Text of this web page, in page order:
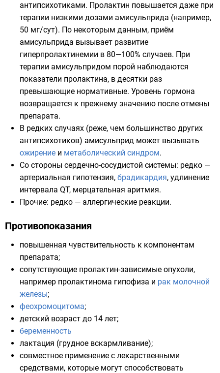
антипсихотиками. Пролактин повышается даже при
терапии низкими дозами амисульприда (например,
50 мг/сут). По некоторым данным, приём
амисульприда вызывает развитие
гиперпролактинемии в 80—100% случаев. При
терапии амисульпридом порой наблюдаются
показатели пролактина, в десятки раз
превышающие нормативные. Уровень гормона
возвращается к прежнему значению после отмены
препарата.
В редких случаях (реже, чем большинство других
антипсихотиков) амисульприд может вызывать
ожирение и метаболический синдром.
Со стороны сердечно-сосудистой системы: редко —
артериальная гипотензия, брадикардия, удлинение
интервала QT, мерцательная аритмия.
Прочие: редко — аллергические реакции.
Противопоказания
повышенная чувствительность к компонентам
препарата;
сопутствующие пролактин-зависимые опухоли,
например пролактинома гипофиза и рак молочной
железы;
феохромоцитома;
детский возраст до 14 лет;
беременность
лактация (грудное вскармливание);
совместное применение с лекарственными
средствами, которые могут способствовать